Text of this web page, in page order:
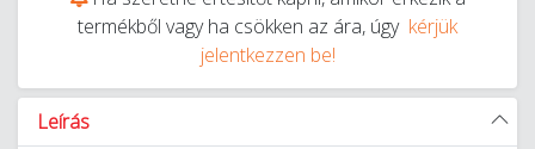
termékből vagy ha csökken az ára, úgy kérjük
jelentkezzen be!
Leírás